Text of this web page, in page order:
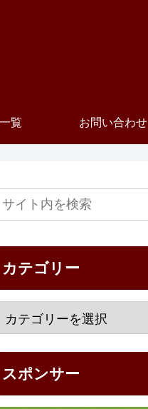
覧 お問い合わせ
カテゴリー
スポンサー